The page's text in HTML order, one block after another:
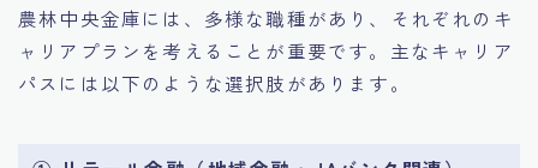
農林中央金庫には、多様な職種があり、それぞれのキ
ャリアプランを考えることが重要です。主なキャリア
パスには以下のような選択肢があります。